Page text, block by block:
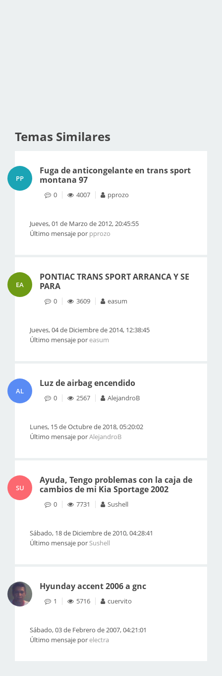
Temas Similares
PP
Fuga de anticongelante en trans sport
montana 97
0 4007 pprozo
Jueves, 01 de Marzo de 2012, 20:45:55
Último mensaje por pprozo
EA
PONTIAC TRANS SPORT ARRANCA Y SE
PARA
0 3609 easum
Jueves, 04 de Diciembre de 2014, 12:38:45
Último mensaje poreasum
AL
Luz de airbag encendido
0 2567 AlejandroB
Lunes, 15 de Octubre de 2018, 05:20:02
Último mensaje porAlejandroB
SU
Ayuda, Tengo problemas con la caja de
cambios de mi Kia Sportage 2002
0 7731 Sushell
Sábado, 18 de Diciembre de 2010, 04:28:41
Último mensaje por Sushell
Hyunday accent 2006 a gnc
1 5716 cuervito
Sábado, 03 de Febrero de 2007, 04:21:01
Último mensaje porelectra